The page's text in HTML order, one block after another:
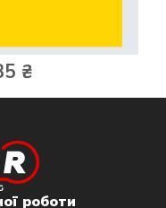
₴
роботи